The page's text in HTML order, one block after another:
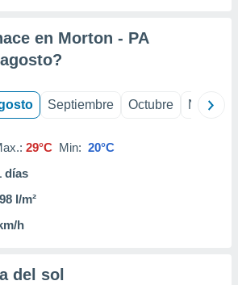
en Morton - PA
agosto?
Septiembre Octubre
29°C Min: 20°C
días
98 l/m²
h
del sol